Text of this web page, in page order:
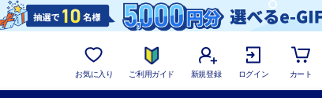
お気に入り ご利用ガイド 新規登録 ログイン カート